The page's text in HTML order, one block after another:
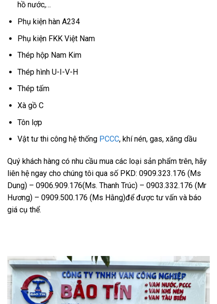
hồ nước,…
Phụ kiện hàn A234
Phụ kiện FKK Việt Nam
Thép hộp Nam Kim
Thép hình U-I-V-H
Thép tấm
Xà gồ C
Tôn lợp
Vật tư thi công hệ thốngPCCC, khí nén, gas, xăng dầu
Quý khách hàng có nhu cầu mua các loại sản phẩm trên, hãy
liên hệ ngay cho chúng tôi qua số PKD: 0909.323.176 (Ms
Dung) – 0906.909.176(Ms. Thanh Trúc) – 0903.332.176 (Mr
Hương) – 0909.500.176 (Ms Hằng)để được tư vấn và báo
giá cụ thể.